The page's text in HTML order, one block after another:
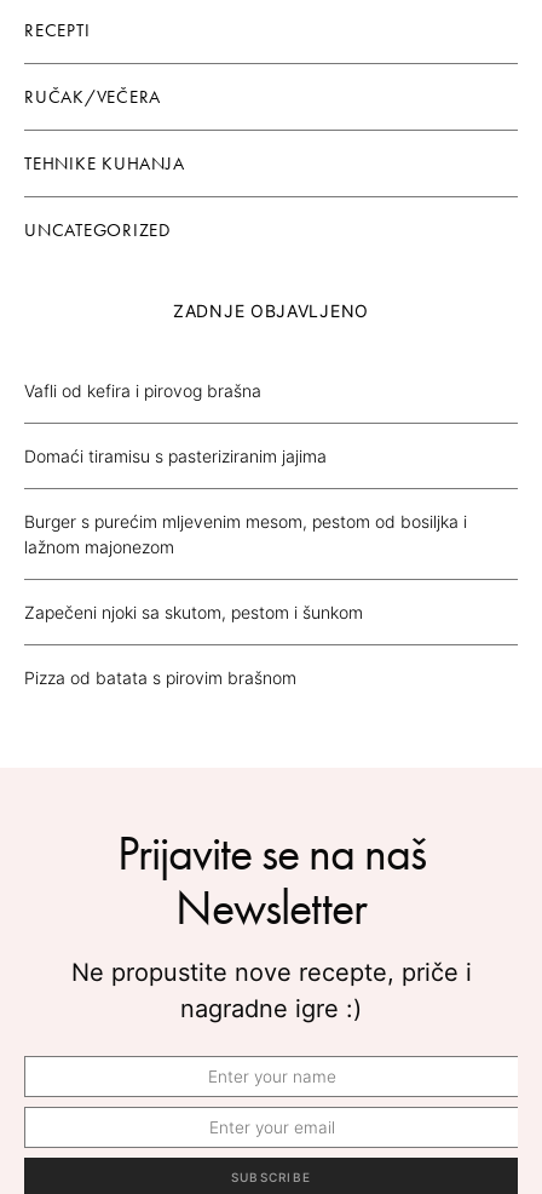
RECEPTI
RUČAK/VEČERA
TEHNIKE KUHANJA
UNCATEGORIZED
ZADNJE OBJAVLJENO
Vafli od kefira i pirovog brašna
Domaći tiramisu s pasteriziranim jajima
Burger s purećim mljevenim mesom, pestom od bosiljka i
lažnom majonezom
Zapečeni njoki sa skutom, pestom i šunkom
Pizza od batata s pirovim brašnom
Prijavite se na naš
Newsletter
Ne propustite nove recepte, priče i
nagradne igre :)
SUBSCRIBE